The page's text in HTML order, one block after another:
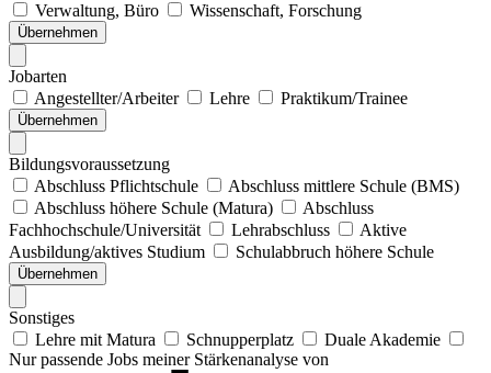
Verwaltung, Büro
Wissenschaft, Forschung
Übernehmen
Jobarten
Angestellter/Arbeiter
Lehre Praktikum/Trainee
Übernehmen
Bildungsvoraussetzung
Abschluss Pflichtschule
Abschluss mittlere Schule (BMS)
Abschluss höhere Schule (Matura)
Abschluss
Fachhochschule/Universität
Lehrabschluss
Aktive
Ausbildung/aktives Studium
Schulabbruch höhere Schule
Übernehmen
Sonstiges
Lehre mit Matura
Schnupperplatz
Duale Akademie
Nur passende Jobs meiner Stärkenanalyse von